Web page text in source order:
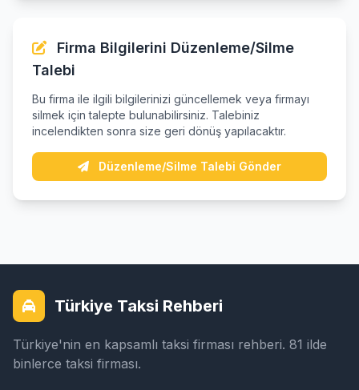
Firma Bilgilerini Düzenleme/Silme
Talebi
Bu firma ile ilgili bilgilerinizi güncellemek veya firmayı
silmek için talepte bulunabilirsiniz. Talebiniz
incelendikten sonra size geri dönüş yapılacaktır.
Düzenleme/Silme Talebi Gönder
Türkiye Taksi Rehberi
Türkiye'nin en kapsamlı taksi firması rehberi. 81 ilde
binlerce taksi firması.